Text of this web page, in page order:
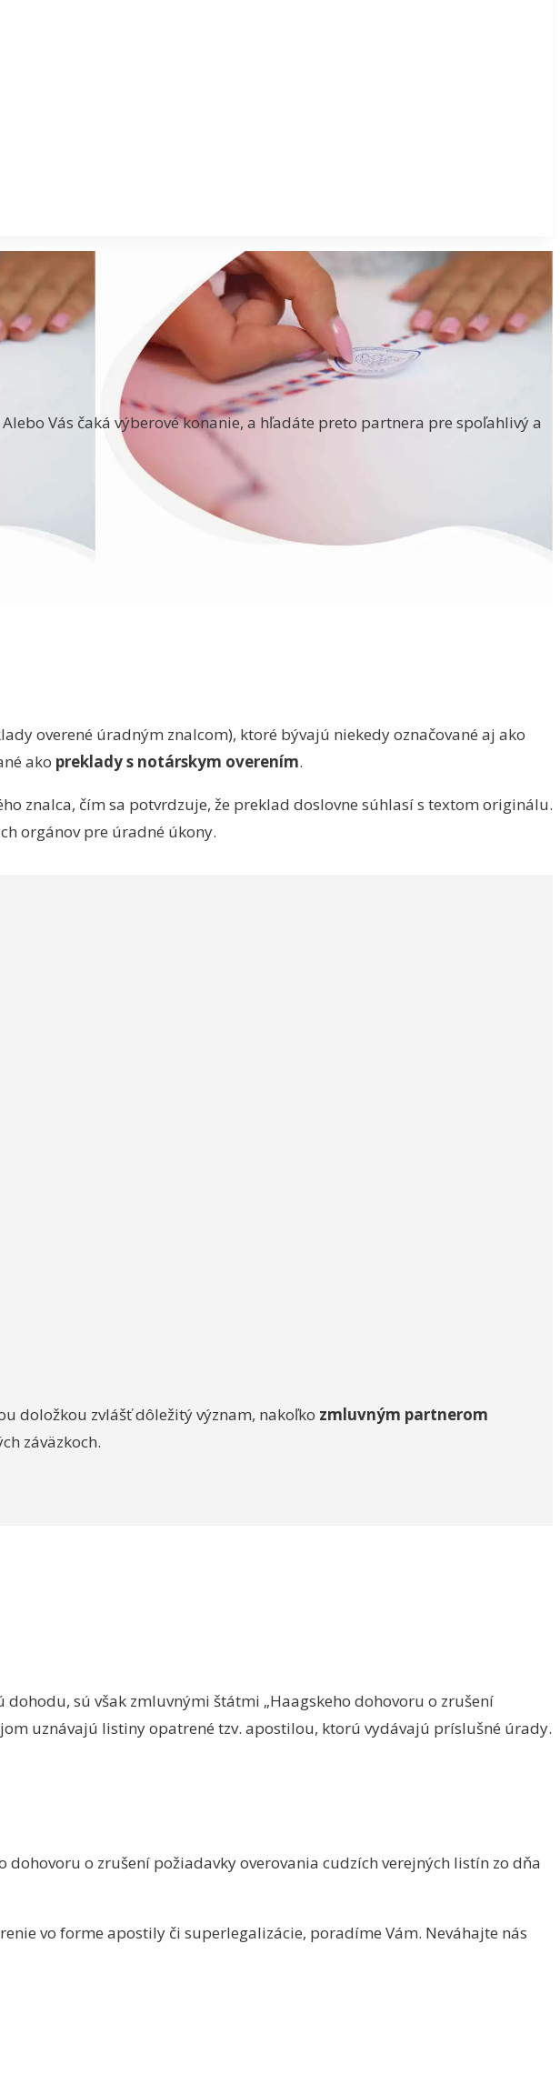
Vás čaká výberové konanie, a hľadáte preto partnera pre spoľahlivý a
overené úradným znalcom), ktoré bývajú niekedy označované aj ako
ako preklady s notárskym overením.
znalca, čím sa potvrdzuje, že preklad doslovne súhlasí s textom originálu.
orgánov pre úradné úkony.
doložkou zvlášť dôležitý význam, nakoľko zmluvným partnerom
záväzkoch.
sú však zmluvnými štátmi „Haagskeho dohovoru o zrušení
uznávajú listiny opatrené tzv. apostilou, ktorú vydávajú príslušné úrady.
o zrušení požiadavky overovania cudzích verejných listín zo dňa
vo forme apostily či superlegalizácie, poradíme Vám. Neváhajte nás